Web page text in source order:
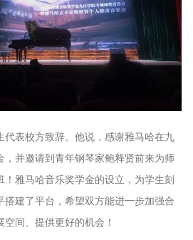
表校方致辞。他说，感谢雅马哈在九
并邀请到青年钢琴家鲍释贤前来为师
雅马哈音乐奖学金的设立，为学生刻
建了平台，希望双方能进一步加强合
间、提供更好的机会！